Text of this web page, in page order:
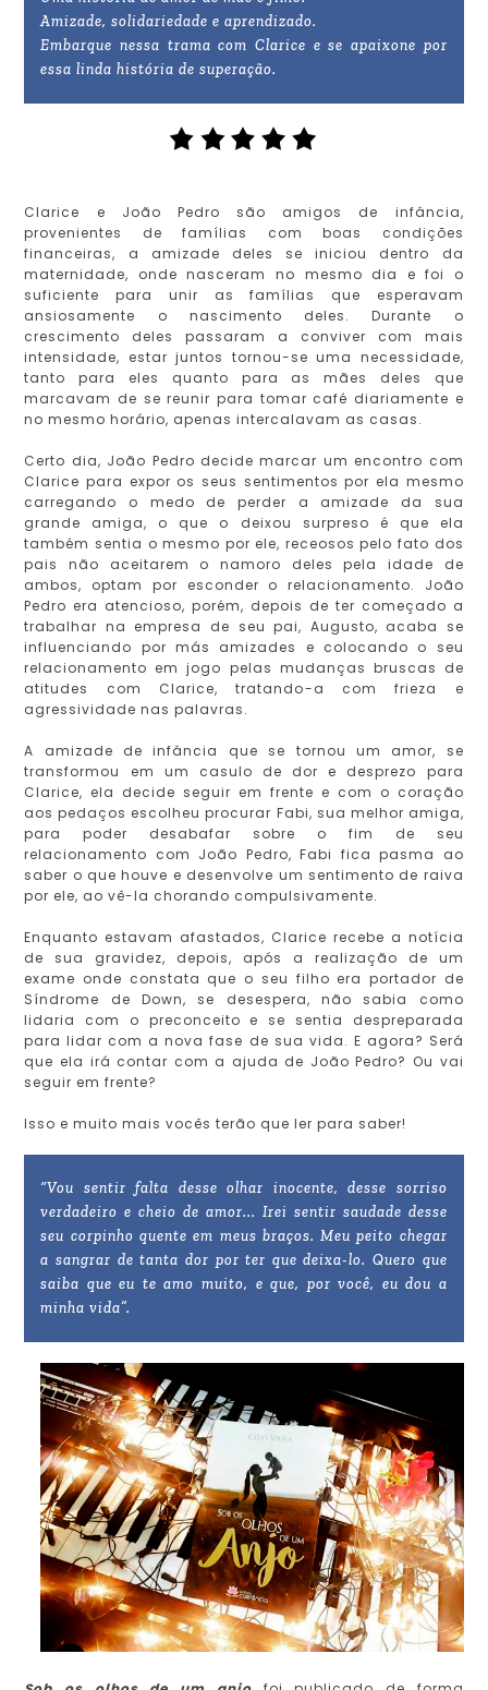
Amizade, solidariedade e aprendizado.
Embarque nessa trama com Clarice e se apaixone por
essa linda história de superação.
Clarice e João Pedro são amigos de infância,
provenientes de famílias com boas condições
financeiras, a amizade deles se iniciou dentro da
maternidade, onde nasceram no mesmo dia e foi o
suficiente para unir as famílias que esperavam
ansiosamente o nascimento deles. Durante o
crescimento deles passaram a conviver com mais
intensidade, estar juntos tornou-se uma necessidade,
tanto para eles quanto para as mães deles que
marcavam de se reunir para tomar café diariamente e
no mesmo horário, apenas intercalavam as casas.
Certo dia, João Pedro decide marcar um encontro com
Clarice para expor os seus sentimentos por ela mesmo
carregando o medo de perder a amizade da sua
grande amiga, o que o deixou surpreso é que ela
também sentia o mesmo por ele, receosos pelo fato dos
pais não aceitarem o namoro deles pela idade de
ambos, optam por esconder o relacionamento. João
Pedro era atencioso, porém, depois de ter começado a
trabalhar na empresa de seu pai, Augusto, acaba se
influenciando por más amizades e colocando o seu
relacionamento em jogo pelas mudanças bruscas de
atitudes com Clarice, tratando-a com frieza e
agressividade nas palavras.
A amizade de infância que se tornou um amor, se
transformou em um casulo de dor e desprezo para
Clarice, ela decide seguir em frente e com o coração
aos pedaços escolheu procurar Fabi, sua melhor amiga,
para poder desabafar sobre o fim de seu
relacionamento com João Pedro, Fabi fica pasma ao
saber o que houve e desenvolve um sentimento de raiva
por ele, ao vê-la chorando compulsivamente.
Enquanto estavam afastados, Clarice recebe a notícia
de sua gravidez, depois, após a realização de um
exame onde constata que o seu filho era portador de
Síndrome de Down, se desespera, não sabia como
lidaria com o preconceito e se sentia despreparada
para lidar com a nova fase de sua vida. E agora? Será
que ela irá contar com a ajuda de João Pedro? Ou vai
seguir em frente?
Isso e muito mais vocês terão que ler para saber!
“Vou sentir falta desse olhar inocente, desse sorriso
verdadeiro e cheio de amor... Irei sentir saudade desse
seu corpinho quente em meus braços. Meu peito chegar
a sangrar de tanta dor por ter que deixa-lo. Quero que
saiba que eu te amo muito, e que, por você, eu dou a
minha vida”.